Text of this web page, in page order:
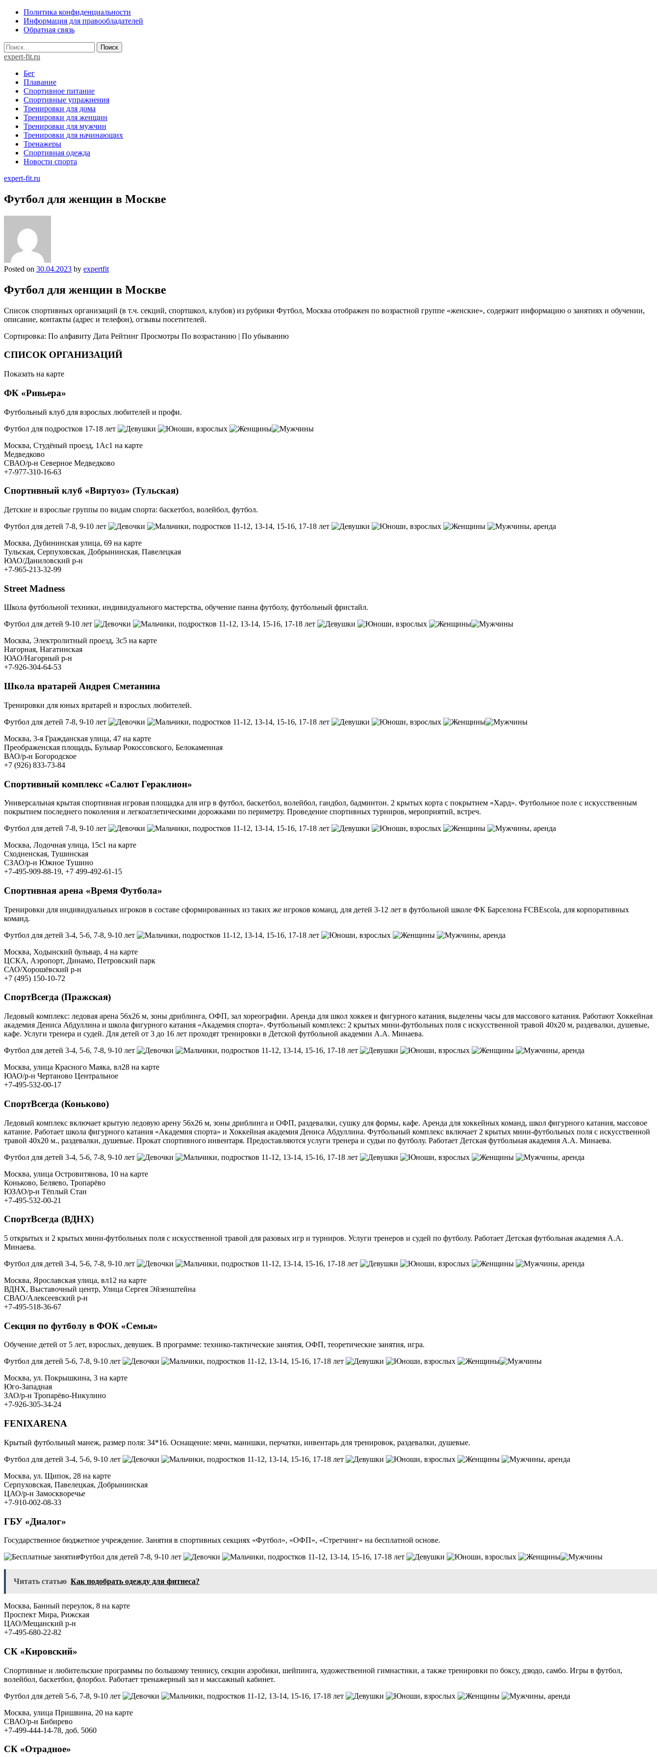
Skip
content
Политика конфиденциальности
Информация для правообладателей
Обратная связь
Найти:
expert-fit.ru
Бег
Плавание
Спортивное питание
Спортивные упражнения
Тренировки для дома
Тренировки для женщин
Тренировки для мужчин
Тренировки для начинающих
Тренажеры
Спортивная одежда
Новости спорта
expert-fit.ru
Футбол для женщин в Москве
Posted on 30.04.2023 by expertfit
Футбол для женщин в Москве
Список спортивных организаций (в т.ч. секций, спортшкол, клубов) из рубрики Футбол, Москва отображен по возрастной группе «женские», содержит информацию о занятиях и обучении,
описание, контакты (адрес и телефон), отзывы посетителей.
Сортировка: По алфавиту Дата Рейтинг Просмотры По возрастанию | По убыванию
СПИСОК ОРГАНИЗАЦИЙ
Показать на карте
ФК «Ривьера»
Футбольный клуб для взрослых любителей и профи.
Футбол для подростков 17-18 лет
, взрослых
Москва, Студёный проезд, 1Ас1 на карте
Медведково
СВАО/р-н Северное Медведково
+7-977-310-16-63
Спортивный клуб «Виртуоз» (Тульская)
Детские и взрослые группы по видам спорта: баскетбол, волейбол, футбол.
Футбол для детей 7-8, 9-10 лет
, подростков 11-12, 13-14, 15-16, 17-18 лет , взрослых
, аренда
Москва, Дубининская улица, 69 на карте
Тульская, Серпуховская, Добрынинская, Павелецкая
ЮАО/Даниловский р-н
+7-965-213-32-99
Street Madness
Школа футбольной техники, индивидуального мастерства, обучение панна футболу, футбольный фристайл.
Футбол для детей 9-10 лет
, подростков 11-12, 13-14, 15-16, 17-18 лет
, взрослых
Москва, Электролитный проезд, 3с5 на карте
Нагорная, Нагатинская
ЮАО/Нагорный р-н
+7-926-304-64-53
Школа вратарей Андрея Сметанина
Тренировки для юных вратарей и взрослых любителей.
Футбол для детей 7-8, 9-10 лет
, подростков 11-12, 13-14, 15-16, 17-18 лет
, взрослых
Москва, 3-я Гражданская улица, 47 на карте
Преображенская площадь, Бульвар Рокоссовского, Белокаменная
ВАО/р-н Богородское
+7 (926) 833-73-84
Спортивный комплекс «Салют Гераклион»
Универсальная крытая спортивная игровая площадка для игр в футбол, баскетбол, волейбол, гандбол, бадминтон. 2 крытых корта с покрытием «Хард». Футбольное поле с искусственным
покрытием последнего поколения и легкоатлетическими дорожками по периметру. Проведение спортивных турниров, мероприятий, встреч.
Футбол для детей 7-8, 9-10 лет
, подростков 11-12, 13-14, 15-16, 17-18 лет , взрослых
, аренда
Москва, Лодочная улица, 15с1 на карте
Сходненская, Тушинская
СЗАО/р-н Южное Тушино
+7-495-909-88-19, +7 499-492-61-15
Спортивная арена «Время Футбола»
Тренировки для индивидуальных игроков в составе сформированных из таких же игроков команд, для детей 3-12 лет в футбольной школе ФК Барселона FCBEscola, для корпоративных
команд.
Футбол для детей 3-4, 5-6, 7-8, 9-10 лет
, подростков 11-12, 13-14, 15-16, 17-18 лет , взрослых
, аренда
Москва, Ходынский бульвар, 4 на карте
ЦСКА, Аэропорт, Динамо, Петровский парк
САО/Хорошёвский р-н
+7 (495) 150-10-72
СпортВсегда (Пражская)
Ледовый комплекс: ледовая арена 56х26 м, зоны дриблинга, ОФП, зал хореографии. Аренда для школ хоккея и фигурного катания, выделены часы для массового катания. Работают Хоккейная
академия Дениса Абдуллина и школа фигурного катания «Академия спорта». Футбольный комплекс: 2 крытых мини-футбольных поля с искусственной травой 40х20 м, раздевалки, душевые,
кафе. Услуги тренера и судей. Для детей от 3 до 16 лет проходят тренировки в Детской футбольной академии А.А. Минаева.
Футбол для детей 3-4, 5-6, 7-8, 9-10 лет
, подростков 11-12, 13-14, 15-16, 17-18 лет , взрослых
, аренда
Москва, улица Красного Маяка, вл28 на карте
ЮАО/р-н Чертаново Центральное
+7-495-532-00-17
СпортВсегда (Коньково)
Ледовый комплекс включает крытую ледовую арену 56х26 м, зоны дриблинга и ОФП, раздевалки, сушку для формы, кафе. Аренда для хоккейных команд, школ фигурного катания, массовое
катание. Работает школа фигурного катания «Академия спорта» и Хоккейная академия Дениса Абдуллина. Футбольный комплекс включает 2 крытых мини-футбольных поля с искусственной
травой 40х20 м., раздевалки, душевые. Прокат спортивного инвентаря. Предоставляются услуги тренера и судьи по футболу. Работает Детская футбольная академия А.А. Минаева.
Футбол для детей 3-4, 5-6, 7-8, 9-10 лет
, подростков 11-12, 13-14, 15-16, 17-18 лет , взрослых
, аренда
Москва, улица Островитянова, 10 на карте
Коньково, Беляево, Тропарёво
ЮЗАО/р-н Тёплый Стан
+7-495-532-00-21
СпортВсегда (ВДНХ)
5 открытых и 2 крытых мини-футбольных поля с искусственной травой для разовых игр и турниров. Услуги тренеров и судей по футболу. Работает Детская футбольная академия А.А.
Минаева.
Футбол для детей 3-4, 5-6, 7-8, 9-10 лет
, подростков 11-12, 13-14, 15-16, 17-18 лет , взрослых
, аренда
Москва, Ярославская улица, вл12 на карте
ВДНХ, Выставочный центр, Улица Сергея Эйзенштейна
СВАО/Алексеевский р-н
+7-495-518-36-67
Секция по футболу в ФОК «Семья»
Обучение детей от 5 лет, взрослых, девушек. В программе: технико-тактические занятия, ОФП, теоретические занятия, игра.
Футбол для детей 5-6, 7-8, 9-10 лет
, подростков 11-12, 13-14, 15-16, 17-18 лет
, взрослых
Москва, ул. Покрышкина, 3 на карте
Юго-Западная
ЗАО/р-н Тропарёво-Никулино
+7-926-305-34-24
FENIXARENA
Крытый футбольный манеж, размер поля: 34*16. Оснащение: мячи, манишки, перчатки, инвентарь для тренировок, раздевалки, душевые.
Футбол для детей 3-4, 5-6, 9-10 лет
, подростков 11-12, 13-14, 15-16, 17-18 лет , взрослых
, аренда
Москва, ул. Щипок, 28 на карте
Серпуховская, Павелецкая, Добрынинская
ЦАО/р-н Замоскворечье
+7-910-002-08-33
ГБУ «Диалог»
Государственное бюджетное учреждение. Занятия в спортивных секциях «Футбол», «ОФП», «Стретчинг» на бесплатной основе.
Футбол для детей 7-8, 9-10 лет
, подростков 11-12, 13-14, 15-16, 17-18 лет , взрослых
Читать статью Как подобрать одежду для фитнеса?
Москва, Банный переулок, 8 на карте
Проспект Мира, Рижская
ЦАО/Мещанский р-н
+7-495-680-22-82
СК «Кировский»
Спортивные и любительские программы по большому теннису, секции аэробики, шейпинга, художественной гимнастики, а также тренировки по боксу, дзюдо, самбо. Игры в футбол,
волейбол, баскетбол, флорбол. Работает тренажерный зал и массажный кабинет.
Футбол для детей 5-6, 7-8, 9-10 лет
, подростков 11-12, 13-14, 15-16, 17-18 лет , взрослых
, аренда
Москва, улица Пришвина, 20 на карте
СВАО/р-н Бибирево
+7-499-444-14-78, доб. 5060
СК «Отрадное»